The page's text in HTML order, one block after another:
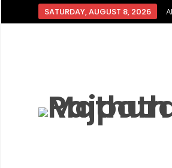
SATURDAY, AUGUST 8, 2026